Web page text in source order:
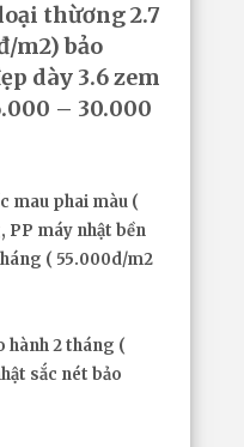
thừơng 2.7
m2) bảo
dày 3.6 zem
– 30.000
mau phai màu (
PP máy nhật bền
( 55.000d/m2
hành 2 tháng (
sắc nét bảo